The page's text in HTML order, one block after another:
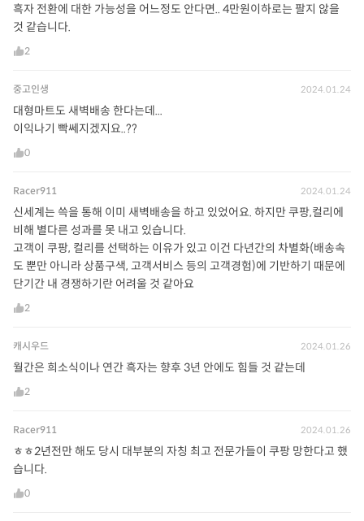
흑자 전환에 대한 가능성을 어느정도 안다면.. 4만원이하로는 팔지 않을
것 같습니다.
2
중고인생 2024.01.24
대형마트도 새벽배송 한다는데...
이익나기 빡쎄지겠지요..??
0
Racer911 2024.01.24
신세계는 쓱을 통해 이미 새벽배송을 하고 있었어요. 하지만 쿠팡,컬리에
비해 별다른 성과를 못 내고 있습니다.
고객이 쿠팡, 컬리를 선택하는 이유가 있고 이건 다년간의 차별화(배송속
도 뿐만 아니라 상품구색, 고객서비스 등의 고객경험)에 기반하기 때문에
단기간 내 경쟁하기란 어려울 것 같아요
2
캐시우드 2024.01.26
월간은 희소식이나 연간 흑자는 향후 3년 안에도 힘들 것 같는데
2
Racer911 2024.01.26
ㅎㅎ2년전만 해도 당시 대부분의 자칭 최고 전문가들이 쿠팡 망한다고 했
습니다.
0